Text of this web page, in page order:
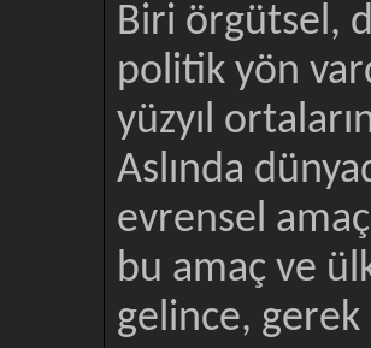
Biri örgütsel,
politik yön
yüzyıl
Aslında
evrensel
bu amaç ve
gelince,